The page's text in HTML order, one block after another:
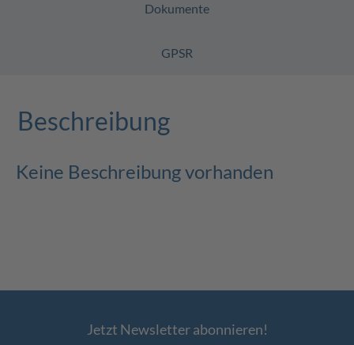
Dokumente
GPSR
Beschreibung
Keine Beschreibung vorhanden
Jetzt Newsletter abonnieren!